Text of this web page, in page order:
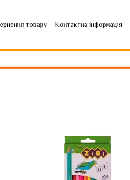
товару Контактна інформація